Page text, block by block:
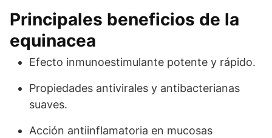
Principales beneficios de la
equinacea
Efecto inmunoestimulante potente y rápido.
Propiedades antivirales y antibacterianas
suaves.
Acción antiinflamatoria en mucosas